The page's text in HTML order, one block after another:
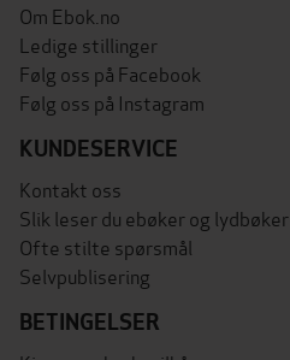
Om Ebok.no
Ledige stillinger
Følg oss på Facebook
Følg oss på Instagram
KUNDESERVICE
Kontakt oss
Slik leser du ebøker og lydbøker
Ofte stilte spørsmål
Selvpublisering
BETINGELSER